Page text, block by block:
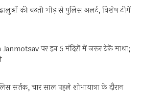
की बढ़ती भीड़ से पुलिस अलर्ट, विशेष टीमें
पर इन 5 मंदिरों में जरूर टेकें माथा;
सर्तक, चार साल पहले शोभायात्रा के दौरान